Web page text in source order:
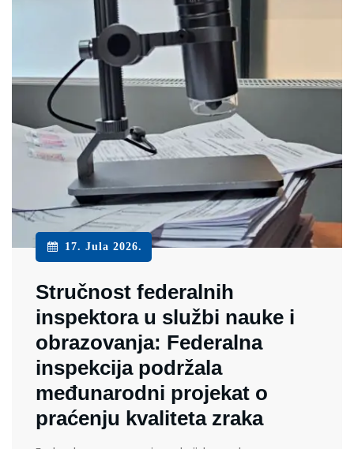
17. Jula 2026.
Stručnost federalnih
inspektora u službi nauke i
obrazovanja: Federalna
inspekcija podržala
međunarodni projekat o
praćenju kvaliteta zraka